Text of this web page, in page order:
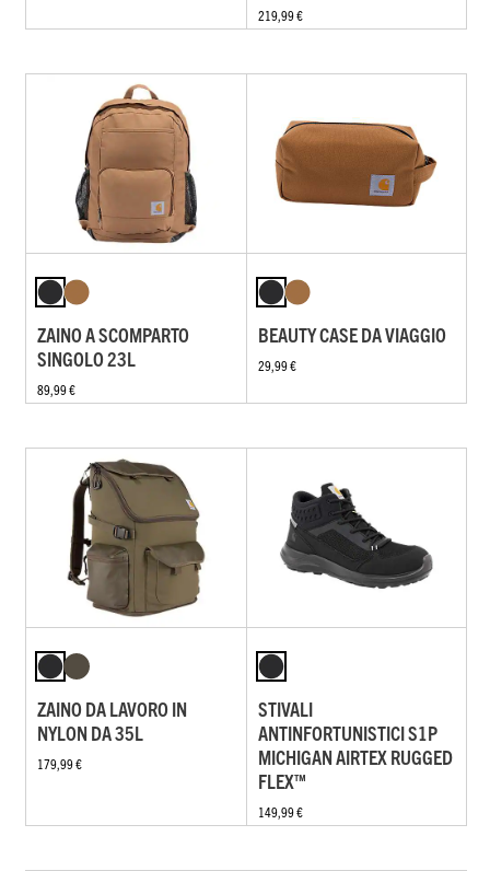
219,99 €
ZAINO A SCOMPARTO
SINGOLO 23L
89,99 €
BEAUTY CASE DA VIAGGIO
29,99 €
ZAINO DA LAVORO IN
NYLON DA 35L
179,99 €
STIVALI
ANTINFORTUNISTICI S1P
MICHIGAN AIRTEX RUGGED
FLEX™
149,99 €